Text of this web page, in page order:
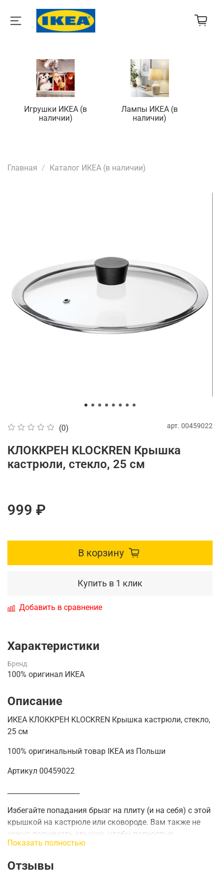
Игрушки ИКЕА (в
наличии)
Лампы ИКЕА (в
наличии)
Главная Каталог ИКЕА (в наличии)
(0) арт. 00459022
КЛОККРЕН KLOCKREN Крышка
кастрюли, стекло, 25 см
999 ₽
В корзину
Купить в 1 клик
Добавить в сравнение
Характеристики
Бренд
100% оригинал ИКЕА
Описание
ИКЕА КЛОККРЕН KLOCKREN Крышка кастрюли, стекло,
25 см
100% оригинальный товар IKEA из Польши
Артикул 00459022
Избегайте попадания брызг на плиту (и на себя) с этой
крышкой на кастрюле или сковороде. Вам также не
нужно поднимать крышку, чтобы полностью
контролировать приготовление пищи, глядя через
Показать полностью
Отзывы